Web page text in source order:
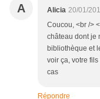
A Alicia 20/01/
Coucou, <br />
château dont je
bibliothèque et
voir ça, votre
cas
Répondre